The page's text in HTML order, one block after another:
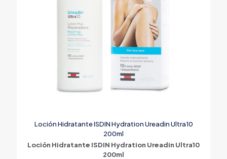
Loción Hidratante ISDIN Hydration Ureadin Ultra10
200ml
Loción Hidratante ISDIN Hydration Ureadin Ultra10
200ml